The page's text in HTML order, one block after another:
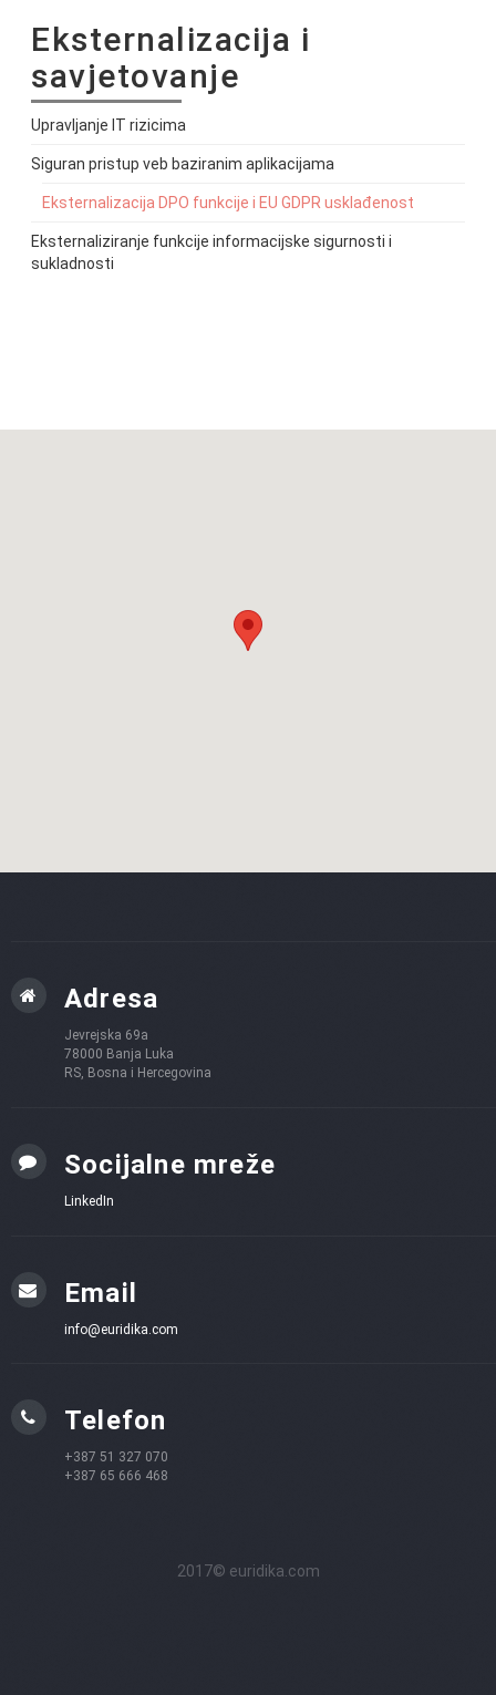
Eksternalizacija i
savjetovanje
Upravljanje IT rizicima
Siguran pristup veb baziranim aplikacijama
Eksternalizacija DPO funkcije i EU GDPR usklađenost
Eksternaliziranje funkcije informacijske sigurnosti i
sukladnosti
Adresa
Jevrejska 69a
78000 Banja Luka
RS, Bosna i Hercegovina
Socijalne mreže
LinkedIn
Email
info@euridika.com
Telefon
+387 51 327 070
+387 65 666 468
2017© euridika.com